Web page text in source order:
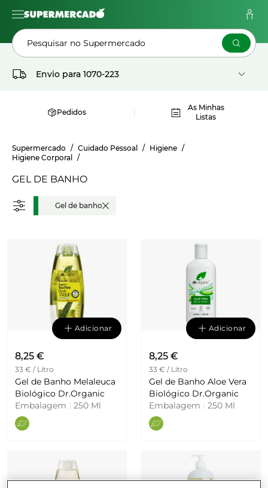
Pesquisar no Supermercado
Envio para 1070-223
Pedidos
As Minhas
Listas
Supermercado Cuidado Pessoal
Higiene
Higiene Corporal
GEL DE BANHO
Gel de banho
Adicionar
8,25 €
33 € / Litro
Gel de Banho Melaleuca
Biológico Dr.Organic
Embalagem
250 Ml
Adicionar
8,25 €
33 € / Litro
Gel de Banho Aloe Vera
Biológico Dr.Organic
Embalagem
250 Ml